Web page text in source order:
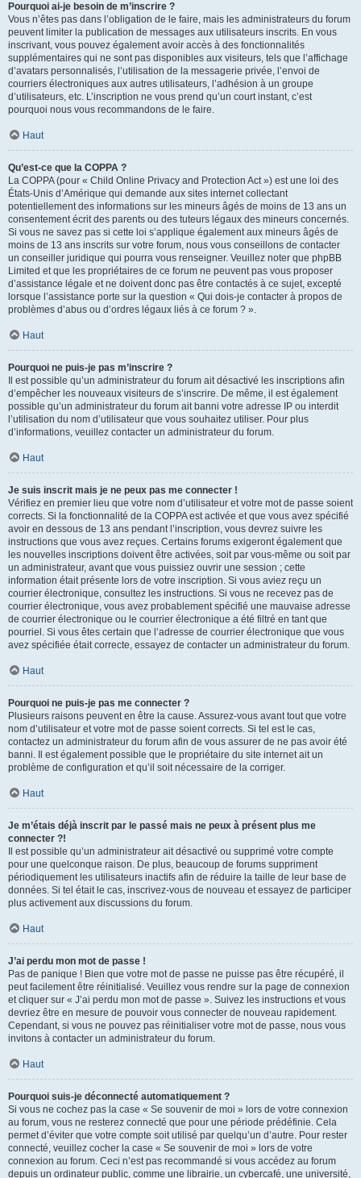
Pourquoi ai-je besoin de m’inscrire ?
Vous n’êtes pas dans l’obligation de le faire, mais les administrateurs du forum
peuvent limiter la publication de messages aux utilisateurs inscrits. En vous
inscrivant, vous pouvez également avoir accès à des fonctionnalités
supplémentaires qui ne sont pas disponibles aux visiteurs, tels que l’affichage
d’avatars personnalisés, l’utilisation de la messagerie privée, l’envoi de
courriers électroniques aux autres utilisateurs, l’adhésion à un groupe
d’utilisateurs, etc. L’inscription ne vous prend qu’un court instant, c’est
pourquoi nous vous recommandons de le faire.
Haut
Qu’est-ce que la COPPA ?
La COPPA (pour « Child Online Privacy and Protection Act ») est une loi des
États-Unis d’Amérique qui demande aux sites internet collectant
potentiellement des informations sur les mineurs âgés de moins de 13 ans un
consentement écrit des parents ou des tuteurs légaux des mineurs concernés.
Si vous ne savez pas si cette loi s’applique également aux mineurs âgés de
moins de 13 ans inscrits sur votre forum, nous vous conseillons de contacter
un conseiller juridique qui pourra vous renseigner. Veuillez noter que phpBB
Limited et que les propriétaires de ce forum ne peuvent pas vous proposer
d’assistance légale et ne doivent donc pas être contactés à ce sujet, excepté
lorsque l’assistance porte sur la question « Qui dois-je contacter à propos de
problèmes d’abus ou d’ordres légaux liés à ce forum ? ».
Haut
Pourquoi ne puis-je pas m’inscrire ?
Il est possible qu’un administrateur du forum ait désactivé les inscriptions afin
d’empêcher les nouveaux visiteurs de s’inscrire. De même, il est également
possible qu’un administrateur du forum ait banni votre adresse IP ou interdit
l’utilisation du nom d’utilisateur que vous souhaitez utiliser. Pour plus
d’informations, veuillez contacter un administrateur du forum.
Haut
Je suis inscrit mais je ne peux pas me connecter !
Vérifiez en premier lieu que votre nom d’utilisateur et votre mot de passe soient
corrects. Si la fonctionnalité de la COPPA est activée et que vous avez spécifié
avoir en dessous de 13 ans pendant l’inscription, vous devrez suivre les
instructions que vous avez reçues. Certains forums exigeront également que
les nouvelles inscriptions doivent être activées, soit par vous-même ou soit par
un administrateur, avant que vous puissiez ouvrir une session ; cette
information était présente lors de votre inscription. Si vous aviez reçu un
courrier électronique, consultez les instructions. Si vous ne recevez pas de
courrier électronique, vous avez probablement spécifié une mauvaise adresse
de courrier électronique ou le courrier électronique a été filtré en tant que
pourriel. Si vous êtes certain que l’adresse de courrier électronique que vous
avez spécifiée était correcte, essayez de contacter un administrateur du forum.
Haut
Pourquoi ne puis-je pas me connecter ?
Plusieurs raisons peuvent en être la cause. Assurez-vous avant tout que votre
nom d’utilisateur et votre mot de passe soient corrects. Si tel est le cas,
contactez un administrateur du forum afin de vous assurer de ne pas avoir été
banni. Il est également possible que le propriétaire du site internet ait un
problème de configuration et qu’il soit nécessaire de la corriger.
Haut
Je m’étais déjà inscrit par le passé mais ne peux à présent plus me
connecter ?!
Il est possible qu’un administrateur ait désactivé ou supprimé votre compte
pour une quelconque raison. De plus, beaucoup de forums suppriment
périodiquement les utilisateurs inactifs afin de réduire la taille de leur base de
données. Si tel était le cas, inscrivez-vous de nouveau et essayez de participer
plus activement aux discussions du forum.
Haut
J’ai perdu mon mot de passe !
Pas de panique ! Bien que votre mot de passe ne puisse pas être récupéré, il
peut facilement être réinitialisé. Veuillez vous rendre sur la page de connexion
et cliquer sur « J’ai perdu mon mot de passe ». Suivez les instructions et vous
devriez être en mesure de pouvoir vous connecter de nouveau rapidement.
Cependant, si vous ne pouvez pas réinitialiser votre mot de passe, nous vous
invitons à contacter un administrateur du forum.
Haut
Pourquoi suis-je déconnecté automatiquement ?
Si vous ne cochez pas la case « Se souvenir de moi » lors de votre connexion
au forum, vous ne resterez connecté que pour une période prédéfinie. Cela
permet d’éviter que votre compte soit utilisé par quelqu’un d’autre. Pour rester
connecté, veuillez cocher la case « Se souvenir de moi » lors de votre
connexion au forum. Ceci n’est pas recommandé si vous accédez au forum
depuis un ordinateur public, comme une librairie, un cybercafé, une université,